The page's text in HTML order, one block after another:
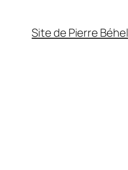
Site de Pierre Béhel